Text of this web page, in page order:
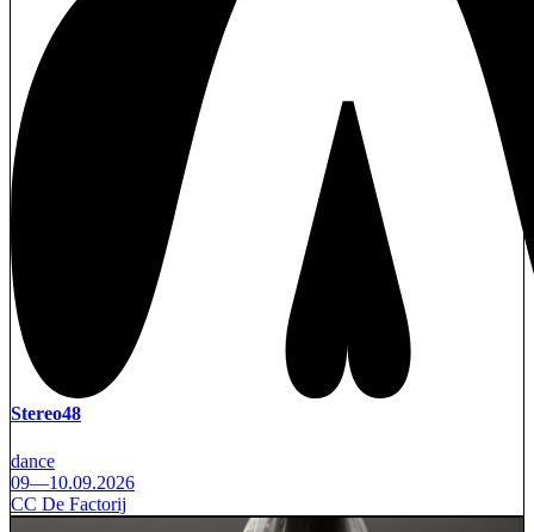
Stereo48
dance
09—10.09.2026
CC De Factorij